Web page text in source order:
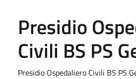
Presidio
Civili BS PS
Presidio Ospedaliero Civili BS PS